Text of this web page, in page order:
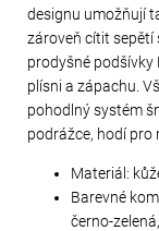
designu umožňují
zároveň cítit sepětí
prodyšné
plísni a zápachu.
pohodlný systém
podrážce, hodí pro
Materiál:
Barevné
černo-